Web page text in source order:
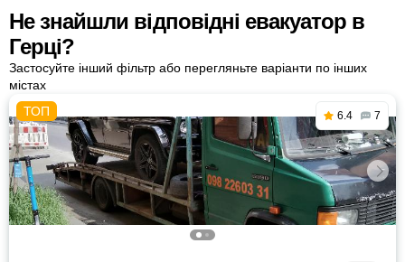
Не знайшли відповідні евакуатор в
Герці?
Застосуйте інший фільтр або перегляньте варіанти по інших
містах
6.4 7